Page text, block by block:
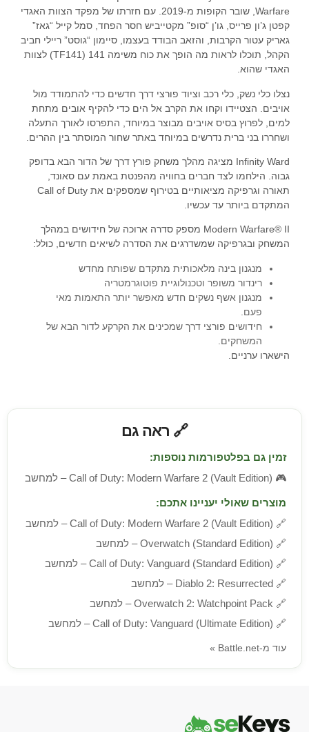
Warfare, שובר הקופות מ-2019. עם חזרתו של מפקד הצוות האגדי
קפטן ג’ון פרייס, גו’ן “סופ” מקטייביש חסר הפחד, סמל קייל “גאז”
גאריק עטור הקרבות, והזאב הבודד בעצמו, סיימון “גוסט” ריילי חביב
הקהל, תוכלו לראות מה הופך את כוח משימה 141 (TF141) לצוות
האגדי שהוא.
נצלו כלי נשק, כלי רכב וציוד פורצי דרך חדשים כדי להתמודד מול
אויבים. הצטיידו וקחו את הקרב אל הים כדי להקיף אובים מתחת
למים, לפרוץ בסיס אויבים מבוצר במיוחד, התפרסו לאורך התעלה
ושחררו בני ברית נדרשים במיוחד באתר שחור המוסתר בין ההרים.
Infinity Ward מציגה מהלך משחק פורץ דרך של הדור הבא בדופק
גבוה. הילחמו לצד חברים בחוויה מהפנטת באמת עם סאונד,
תאורה וגרפיקה מציאותיים בטירוף שמספקים את Call of Duty
המתקדם ביותר עד עכשיו.
Modern Warfare® II מספק סדרה ארוכה של חידושים במהלך
המשחק ובגרפיקה שמשדרגים את הסדרה לשיאים חדשים, כולל:
מנגנון בינה מלאכותית מתקדם שפותח מחדש
רינדור משופר וטכנולוגיית פוטוגרמטריה
מנגנון אשף נשקים חדש מאפשר יותר התאמות מאי
פעם.
חידושים פורצי דרך שמכינים את הקרקע לדור הבא של
המשחקים.
הישארו ערניים.
🔗 ראה גם
זמין גם בפלטפורמות נוספות:
🎮 Call of Duty: Modern Warfare 2 (Vault Edition) – למחשב
מוצרים שאולי יעניינו אתכם:
🔗 Call of Duty: Modern Warfare 2 (Vault Edition) – למחשב
🔗 Overwatch (Standard Edition) – למחשב
🔗 Call of Duty: Vanguard (Standard Edition) – למחשב
🔗 Diablo 2: Resurrected – למחשב
🔗 Overwatch 2: Watchpoint Pack – למחשב
🔗 Call of Duty: Vanguard (Ultimate Edition) – למחשב
עוד מ-Battle.net »